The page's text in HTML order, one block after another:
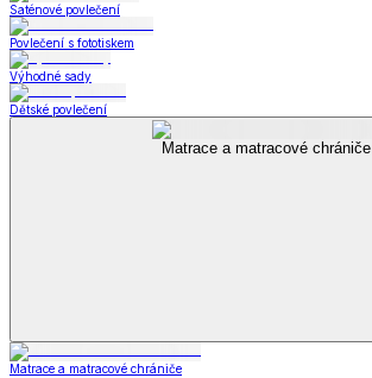
Saténové povlečení
Povlečení s fototiskem
Výhodné sady
Dětské povlečení
Matrace a matracové chrániče
Matrace a matracové chrániče